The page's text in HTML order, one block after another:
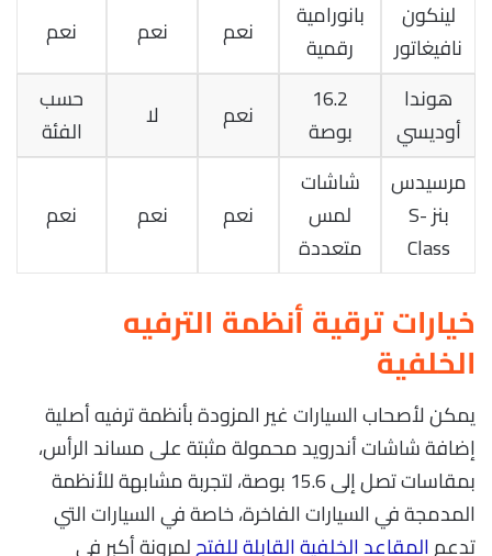
لينكون
نافيغاتور
بانورامية
رقمية
نعم نعم
نعم
هوندا
أوديسي
16.2
بوصة
نعم لا
حسب
الفئة
مرسيدس
بنز S-
Class
شاشات
لمس
متعددة
نعم نعم نعم
خيارات ترقية أنظمة الترفيه
الخلفية
يمكن لأصحاب السيارات غير المزودة بأنظمة ترفيه أصلية
إضافة شاشات أندرويد محمولة مثبتة على مساند الرأس،
بمقاسات تصل إلى 15.6 بوصة، لتجربة مشابهة للأنظمة
المدمجة في السيارات الفاخرة، خاصة في السيارات التي
تدعمالمقاعد الخلفية القابلة للفتحلمرونة أكبر في